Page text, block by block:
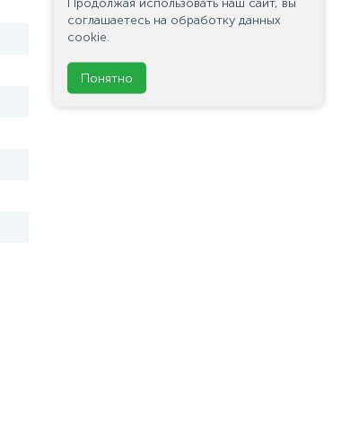
соглашаетесь на обработку данных
cookie.
Понятно